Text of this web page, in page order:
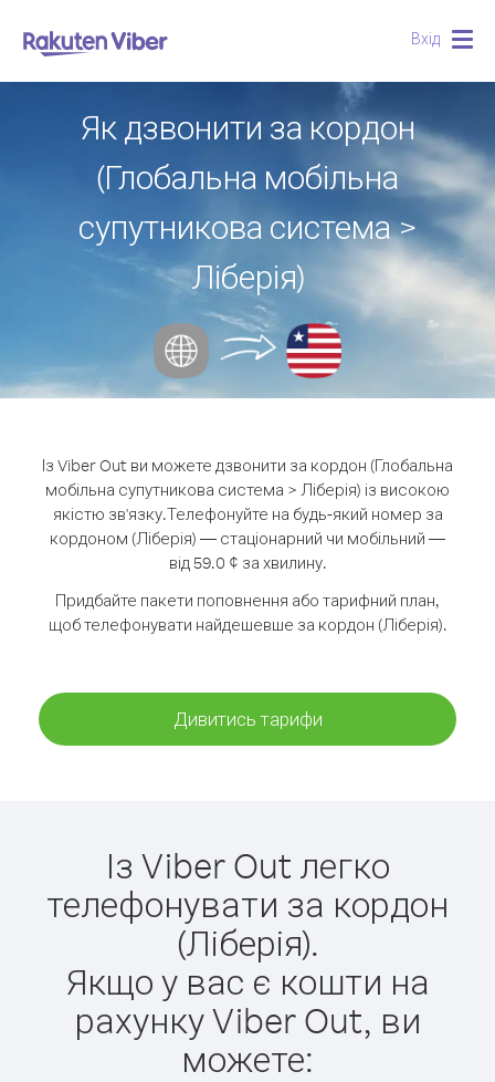
Вхід
Як дзвонити за кордон
(Глобальна мобільна
супутникова система >
Ліберія)
Із Viber Out ви можете дзвонити за кордон (Глобальна
мобільна супутникова система > Ліберія) із високою
якістю зв'язку.Телефонуйте на будь-який номер за
кордоном (Ліберія) — стаціонарний чи мобільний —
від 59.0 ¢ за хвилину.
Придбайте пакети поповнення або тарифний план,
щоб телефонувати найдешевше за кордон (Ліберія).
Дивитись тарифи
Із Viber Out легко
телефонувати за кордон
(Ліберія).
Якщо у вас є кошти на
рахунку Viber Out, ви
можете: